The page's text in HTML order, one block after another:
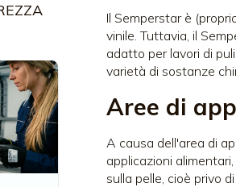
Il Semperstar è
vinile. Tuttavia, il
adatto per lavori di
varietà di sostanze
Aree di
A causa dell'area di
applicazioni
sulla pelle, cioè privo